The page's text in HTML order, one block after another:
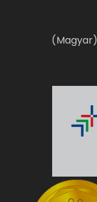
(Magyar)